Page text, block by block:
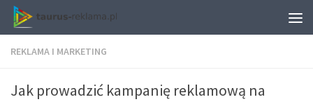
REKLAMA I MARKETING
Jak prowadzić kampanię reklamową na